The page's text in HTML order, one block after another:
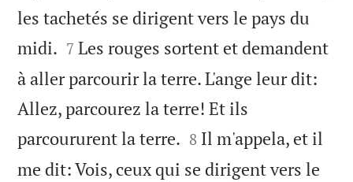
les tachetés se dirigent vers le pays du
midi. 

7 Les rouges sortent et demandent
à aller parcourir la terre. L'ange leur dit:
Allez, parcourez la terre! Et ils
parcoururent la terre. 

8 Il m'appela, et il
me dit: Vois, ceux qui se dirigent vers le